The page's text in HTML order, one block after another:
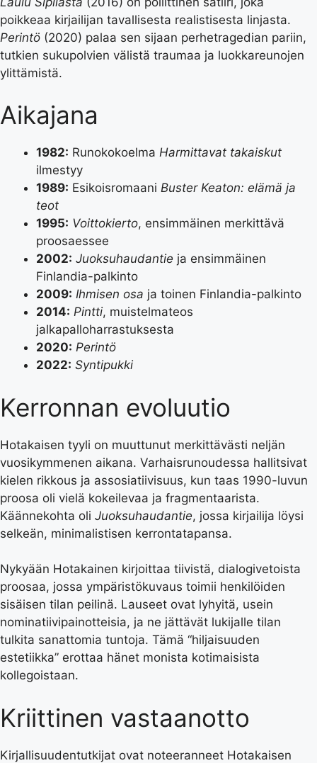
poikkeaa kirjailijan tavallisesta realistisesta linjasta.
Perintö (2020) palaa sen sijaan perhetragedian pariin,
tutkien sukupolvien välistä traumaa ja luokkareunojen
ylittämistä.
Aikajana
1982: Runokokoelma Harmittavat takaiskut
ilmestyy
1989: Esikoisromaani Buster Keaton: elämä ja
teot
1995: Voittokierto, ensimmäinen merkittävä
proosaessee
2002: Juoksuhaudantie ja ensimmäinen
Finlandia-palkinto
2009: Ihmisen osa ja toinen Finlandia-palkinto
2014: Pintti, muistelmateos
jalkapalloharrastuksesta
2020: Perintö
2022: Syntipukki
Kerronnan evoluutio
Hotakaisen tyyli on muuttunut merkittävästi neljän
vuosikymmenen aikana. Varhaisrunoudessa hallitsivat
kielen rikkous ja assosiatiivisuus, kun taas 1990-luvun
proosa oli vielä kokeilevaa ja fragmentaarista.
Käännekohta oli Juoksuhaudantie, jossa kirjailija löysi
selkeän, minimalistisen kerrontatapansa.
Nykyään Hotakainen kirjoittaa tiivistä, dialogivetoista
proosaa, jossa ympäristökuvaus toimii henkilöiden
sisäisen tilan peilinä. Lauseet ovat lyhyitä, usein
nominatiivipainotteisia, ja ne jättävät lukijalle tilan
tulkita sanattomia tuntoja. Tämä “hiljaisuuden
estetiikka” erottaa hänet monista kotimaisista
kollegoistaan.
Kriittinen vastaanotto
Kirjallisuudentutkijat ovat noteeranneet Hotakaisen